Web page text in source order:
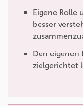
Eigene Rolle
besser
Den eigenen
zielgerichtet